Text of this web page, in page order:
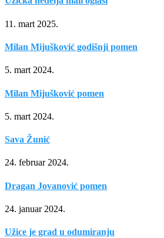
11. mart 2025.
Milan Mijušković godišnji pomen
5. mart 2024.
Milan Mijušković pomen
5. mart 2024.
Sava Žunić
24. februar 2024.
Dragan Jovanović pomen
24. januar 2024.
Užice je grad u odumiranju